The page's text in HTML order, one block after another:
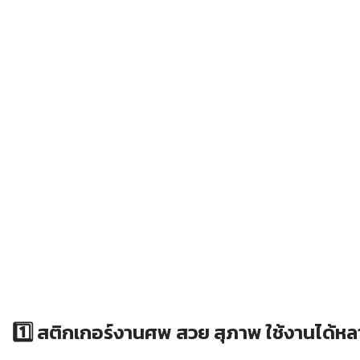
1️⃣ สติกเกอร์งานศพ สวย สุภาพ ใช้งานได้ห